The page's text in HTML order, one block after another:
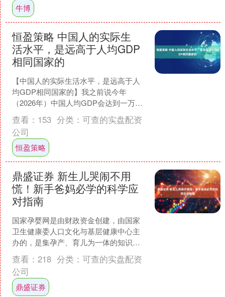
牛博
恒盈策略 中国人的实际生
活水平，是远高于人均GDP
相同国家的
【中国人的实际生活水平，是远高于人
均GDP相同国家的】我之前说今年
（2026年）中国人均GDP会达到一万五
千美元，但我认为中国人实际的生活水
平绝对是远超人均GD....
查看： 153 分类： 可查的实盘配资
公司
恒盈策略
鼎盛证券 新生儿哭闹不用
慌！新手爸妈必学的科学应
对指南
国家孕婴网是由财政资金创建，由国家
卫生健康委人口文化与基层健康中心主
办的，是集孕产、育儿为一体的知识科
普权威官方平台。服务内容有备孕、孕
期、产后、育儿、幼教、培....
查看： 218 分类： 可查的实盘配资
公司
鼎盛证券